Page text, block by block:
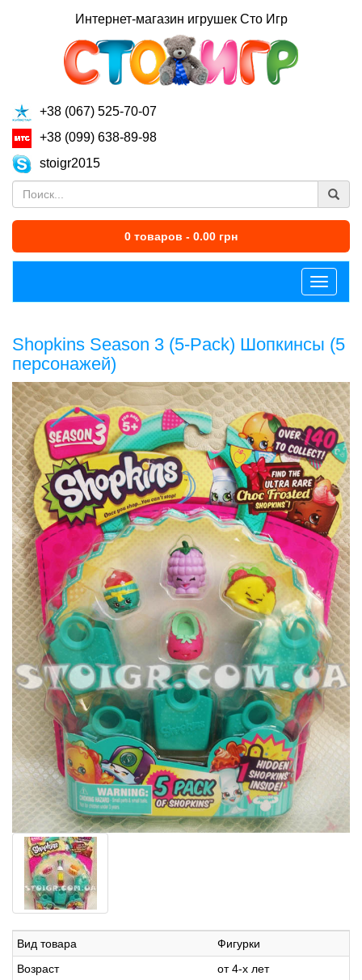
Интернет-магазин игрушек Сто Игр
+38 (067) 525-70-07
+38 (099) 638-89-98
stoigr2015
0 товаров - 0.00 грн
Меню
Shopkins Season 3 (5-Pack) Шопкинсы (5
персонажей)
Вид товара
Фигурки
Возраст
от 4-х лет